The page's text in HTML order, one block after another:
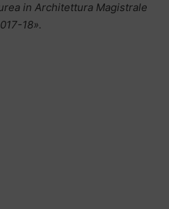
in Architettura Magistrale
18».